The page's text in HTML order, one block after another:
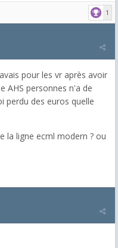
1
pour les vr après avoir
AHS personnes n'a de
perdu des euros quelle
la ligne ecml modern ? ou